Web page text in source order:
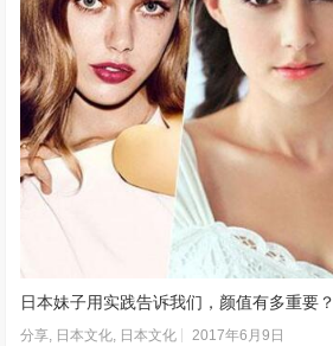
日本妹子用实践告诉我们，颜值有多重要？
分享, 日本文化, 日本文化 2017年6月9日